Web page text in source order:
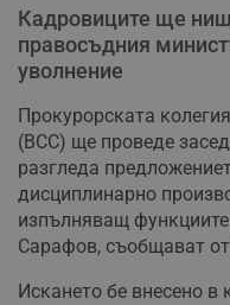
Кадровиците ще
правосъдния
уволнение
Прокурорската
(ВСС) ще проведе
разгледа
дисциплинарно
изпълняващ
Сарафов, съобщават
Искането бе внесено в